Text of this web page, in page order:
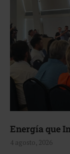
Energía que
4 agosto, 2026